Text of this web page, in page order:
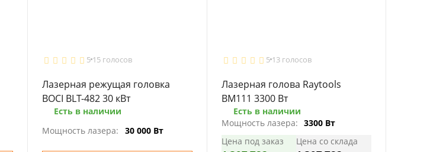
5 15 голосов
Лазерная режущая головка
BOCI BLT-482 30 кВт
Есть в наличии
Мощность лазера:
30 000 Вт
513 голосов
Лазерная голова Raytools
BM111 3300 Вт
Есть в наличии
Мощность лазера: 3300 Вт
Цена под заказ
Цена со склада